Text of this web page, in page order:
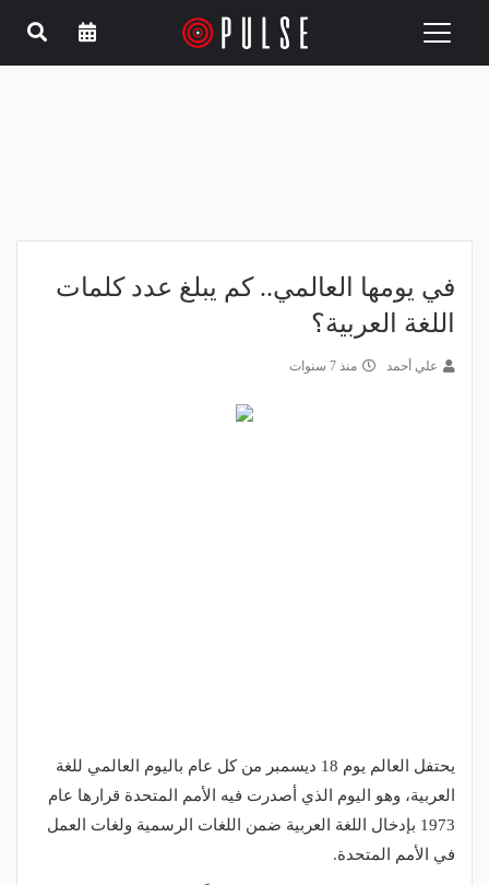
Toggle
في يومها العالمي.. كم يبلغ عدد كلمات
اللغة العربية؟
علي أحمد منذ 7 سنوات
يحتفل العالم يوم 18 ديسمبر من كل عام باليوم العالمي للغة
العربية، وهو اليوم الذي أصدرت فيه الأمم المتحدة قرارها عام
1973 بإدخال اللغة العربية ضمن اللغات الرسمية ولغات العمل
في الأمم المتحدة.